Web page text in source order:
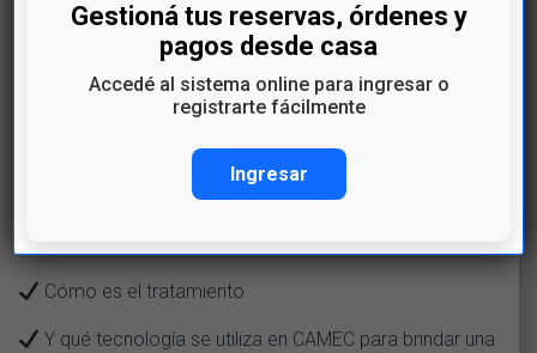
️‍️ ¿Qué son las cataratas y cómo se tratan?
En este nuevo episodio de nuestro Espacio de Salud, el
Dr. Martín Larrea, Encargado del Servicio de Oftalmología
de CAMEC, nos explica de forma clara y sencilla:
Qué son las cataratas
Cómo es el tratamiento
Y qué tecnología se utiliza en CAMEC para brindar una
Gestioná tus reservas, órdenes y
pagos desde casa
Accedé al sistema online para ingresar o
registrarte fácilmente
Ingresar